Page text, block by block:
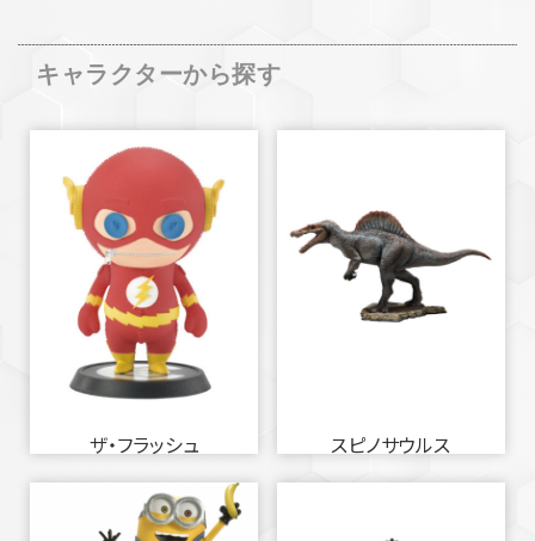
キャラクターから探す
ザ・フラッシュ スピノサウルス